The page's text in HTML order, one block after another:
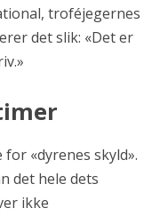
troféjegernes
det slik: «Det er
«dyrenes skyld».
det hele dets
ikke